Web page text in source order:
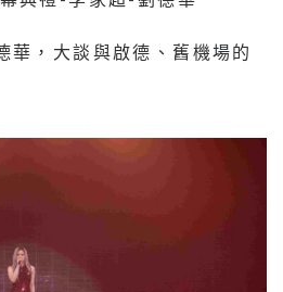
華，大談與啟德、舊機場的